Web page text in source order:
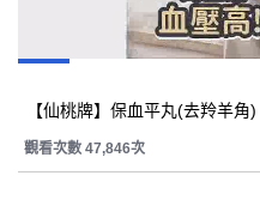
【仙桃牌】保血平丸(去羚羊角)
觀看次數 47,846次